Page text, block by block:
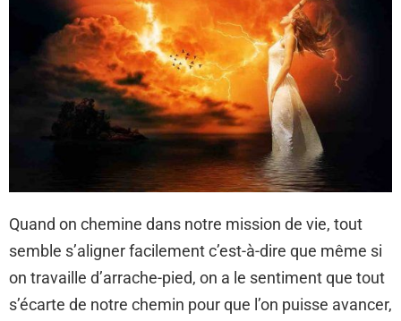
Quand on chemine dans notre mission de vie, tout
semble s’aligner facilement c’est-à-dire que même si
on travaille d’arrache-pied, on a le sentiment que tout
s’écarte de notre chemin pour que l’on puisse avancer,